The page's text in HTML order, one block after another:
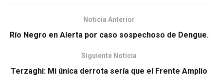
Noticia Anterior
Río Negro en Alerta por caso sospechoso de Dengue.
Siguiente Noticia
Terzaghi: Mi única derrota sería que el Frente Amplio